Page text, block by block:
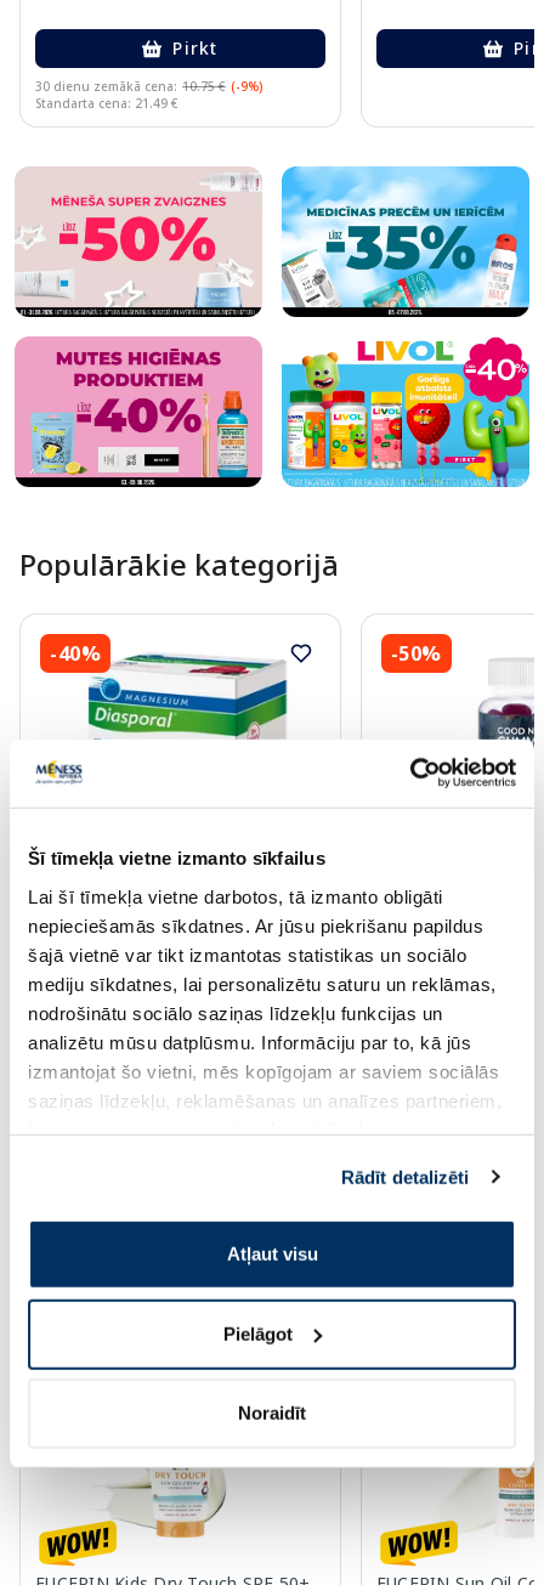
Šī tīmekļa vietne izmanto sīkfailus
Lai šī tīmekļa vietne darbotos, tā izmanto obligāti
nepieciešamās sīkdatnes. Ar jūsu piekrišanu papildus
šajā vietnē var tikt izmantotas statistikas un sociālo
mediju sīkdatnes, lai personalizētu saturu un reklāmas,
nodrošinātu sociālo saziņas līdzekļu funkcijas un
analizētu mūsu datplūsmu. Informāciju par to, kā jūs
izmantojat šo vietni, mēs kopīgojam ar saviem sociālās
saziņas līdzekļu, reklamēšanas un analīzes partneriem,
pakalpojumus. Ja piekrītat šo papildu sīkdatņu
izmantošanai, lūdzu, atzīmējiet savu izvēli:
Rādīt detalizēti
Atļaut visu
Pielāgot
Noraidīt
Pirkt
30 dienu zemākā cena: 10.75 € (-9%)
Standarta cena: 21.49 €
Populārākie kategorijā
-40%
MAGNESIUM Diasporal Pro
Muskuļiem un Nerviem paciņas, 30
gab.
13.19 € 21.99 €
Pirkt
Standarta cena: 21.99 €
-50%
ACORUS BALANCE
Gummies Ar
košļājamās
13.00 €
Standarta cena: 25.99 €
Saules aizsardzībai vasarā ☀️
Vairāk...
-60% -60%